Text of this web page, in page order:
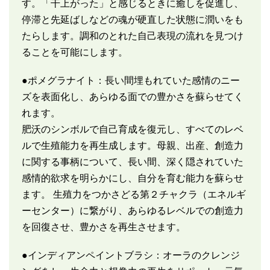
す。「干上がった」と感じるときに癒しを促進し、
停滞と先延ばしなどの魂が硬直した状態に潤いをも
たらします。調和のとれた自己表現の流れを見つけ
ることを可能にします。
●ポメグラナイト：長い間埋もれていた感情のニー
ズを表面化し、あらゆる面での豊かさを蘇らせてく
れます。
肥沃のシンボルで自己育成を復元し、すべてのレベ
ルで生殖能力を再生成します。母親、出産、創造力
に関する事柄について、長い間、深く隠されていた
感情的欲求を明らかにし、自分を育む能力を蘇らせ
ます。 生殖力をつかさどる第２チャクラ（エネルギ
ーセンター）に繋がり、あらゆるレベルでの創造力
を回復させ、豊かさを再生させます。
●インディアンペイントブラシ：オーラのクレンジ